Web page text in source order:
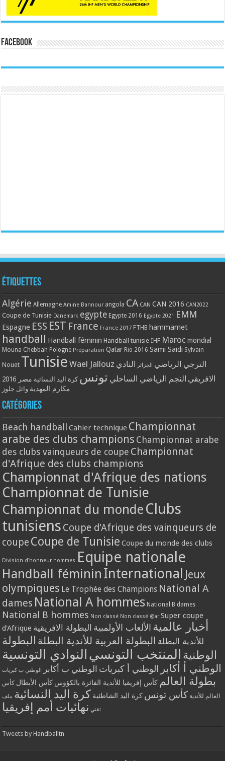
Facebook
Étiquettes
Algérie Allemagne Amine Bannour angola CA CAN CAN 2016 CAN2022
Coupe de Tunisie Danemark egypte Egypte 2016 Egypte 2021 EMM
Espagne ESS EST France France 2017 FTHB hammamet
handball Handball féminin Handball tunisie IHF Maroc mondial
Mouna Chebbah Pologne Préparation Qatar Rio 2016 Sami Saidi Sylvain
Nouet Tunisie Wael Jallouz الترجي الرياضي الجزائر النادي
الافريقي النجم الرياضي الساحلي تونس كرة اليد النسائية مصر 2016
مكارم المهدية وائل جلوز
Catégories
Beach handball Cahier technique Championnat
arabe des clubs champions Championnat arabe
des clubs vainqueurs de coupe Championnat
d'Afrique des clubs champions
Championnat d'Afrique des nations
Championnat de Tunisie
Championnat du monde Clubs
tunisiens Coupe d'Afrique des vainqueurs de
coupe Coupe de Tunisie Coupe du monde des clubs
Division d'honneur hommes Equipe nationale
Handball féminin International Jeux
olympiques Le Trophée des Champions National A
dames National A hommes National B dames
National B hommes Non classé Non classé @ar Super coupe
d'Afrique
أخبار عالمية الألعاب الأولمبية البطولة الافريقية
للأندية البطلة البطولة العربية للأندية البطلة البطولة
الوطنية المنتخب التونسي النوادي التونسية
الوطني أ أكابر الوطني أ كبريات الوطني ب أكابر الوطني ب كبريات
بطولة العالم كأس إفريقيا للأندية الفائزة بالكؤوس كأس الأبطال كأس
العالم للأندية كأس تونس كرة اليد الشاطئية كرة اليد النسائية ملف
تقني نهائيات أمم إفريقيا
Tweets by Handballtn